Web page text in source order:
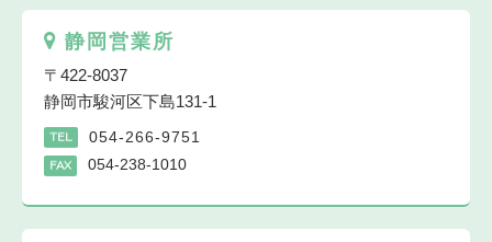
静岡営業所
〒422-8037
静岡市駿河区下島131-1
TEL 054-266-9751
FAX 054-238-1010